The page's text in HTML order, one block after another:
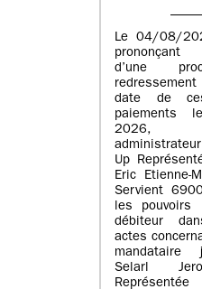
Le 04/08/
prononçant
d’une
date de
paiements
2026,
Up
Eric Etienne-
Servient
les
débiteur
actes
mandataire
Selarl